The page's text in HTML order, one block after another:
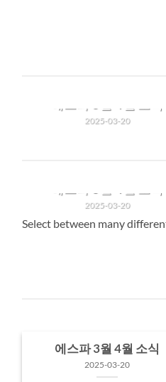
2025-03-20
통하고 있습니다. 주요 소식을
정리해 [...]
2025-03-20
2025년 3월과 4월, 에스파
Select between many
에스파 3월 4월 소식
2025-03-20